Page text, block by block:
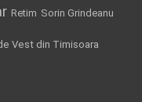
Retim Sorin Grindeanu
Vest din Timisoara